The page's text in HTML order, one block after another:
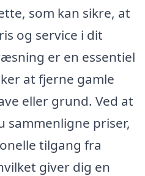
som kan sikre, at
og service i dit
er en essentiel
at fjerne gamle
eller grund. Ved at
sammenligne priser,
tilgang fra
giver dig en